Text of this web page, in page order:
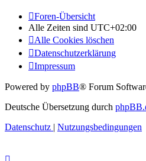
Foren-Übersicht
Alle Zeiten sind UTC+02:00
Alle Cookies löschen
Datenschutzerklärung
Impressum
Powered by phpBB® Forum
Deutsche Übersetzung durch
Datenschutz | Nutzungsbedingungen